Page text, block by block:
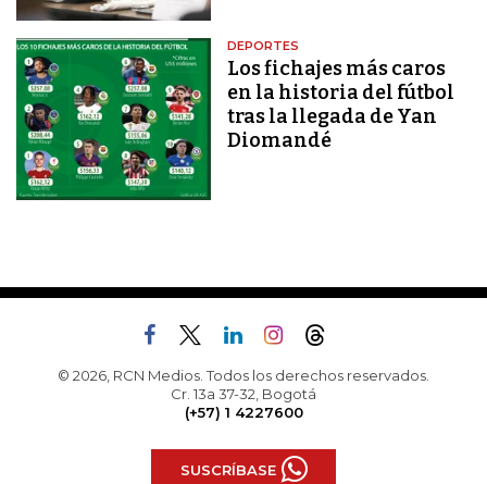
DEPORTES
Los fichajes más caros
en la historia del fútbol
tras la llegada de Yan
Diomandé
© 2026, RCN Medios. Todos los derechos reservados.
Cr. 13a 37-32, Bogotá
(+57) 1 4227600
SUSCRÍBASE